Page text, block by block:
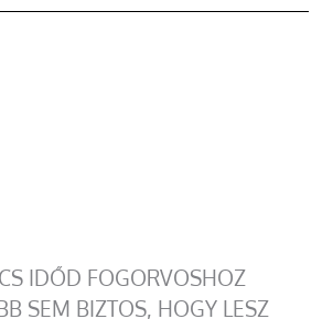
IDŐD FOGORVOSHOZ
SEM BIZTOS, HOGY LESZ